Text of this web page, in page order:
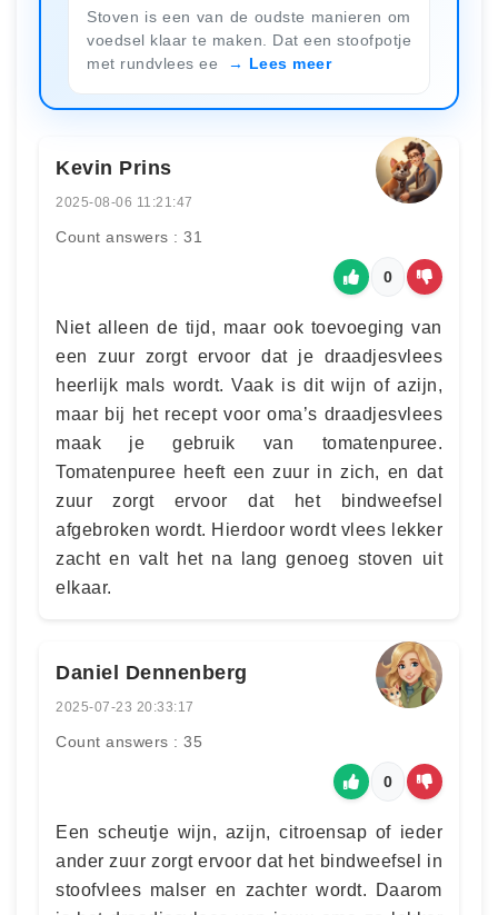
Stoven is een van de oudste manieren om
voedsel klaar te maken. Dat een stoofpotje
met rundvlees ee
Lees meer
Kevin Prins
2025-08-06 11:21:47
Count answers : 31
0
Niet alleen de tijd, maar ook toevoeging van
een zuur zorgt ervoor dat je draadjesvlees
heerlijk mals wordt. Vaak is dit wijn of azijn,
maar bij het recept voor oma’s draadjesvlees
maak je gebruik van tomatenpuree.
Tomatenpuree heeft een zuur in zich, en dat
zuur zorgt ervoor dat het bindweefsel
afgebroken wordt. Hierdoor wordt vlees lekker
zacht en valt het na lang genoeg stoven uit
elkaar.
Daniel Dennenberg
2025-07-23 20:33:17
Count answers : 35
0
Een scheutje wijn, azijn, citroensap of ieder
ander zuur zorgt ervoor dat het bindweefsel in
stoofvlees malser en zachter wordt. Daarom